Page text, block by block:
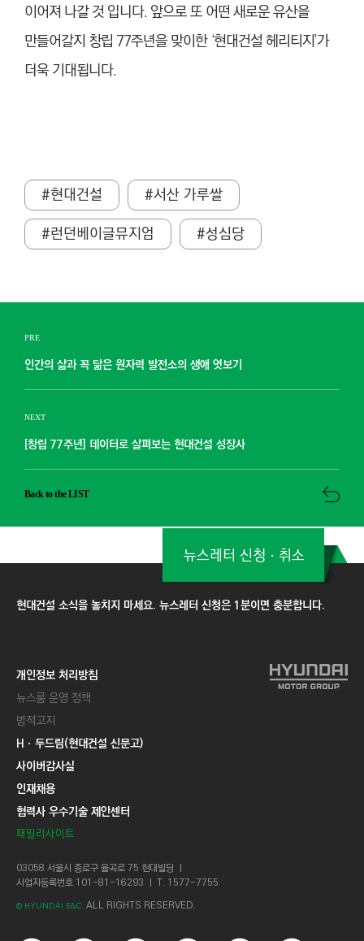
이어져 나갈 것 입니다. 앞으로 또 어떤 새로운 유산을
만들어갈지 창립 77주년을 맞이한 ‘현대건설 헤리티지’가
더욱 기대됩니다.
#현대건설
#서산 가루쌀
#런던베이글뮤지엄
#성심당
PRE
인간의 삶과 꼭 닮은 원자력 발전소의 생애 엿보기
NEXT
[창립 77주년] 데이터로 살펴보는 현대건설 성장사
Back to the LIST
현대건설 소식을 놓치지 마세요. 뉴스레터 신청은 1분이면 충분합니다.
뉴스레터 신청ㆍ취소
개인정보 처리방침
뉴스룸 운영 정책
법적고지
Hㆍ두드림(현대건설 신문고)
사이버감사실
인재채용
협력사 우수기술 제안센터
패밀리사이트
03058 서울시 종로구 율곡로 75 현대빌딩 ㅣ
사업자등록번호 101-81-16293 ㅣ T. 1577-7755
© HYUNDAI E&C. ALL RIGHTS RESERVED.